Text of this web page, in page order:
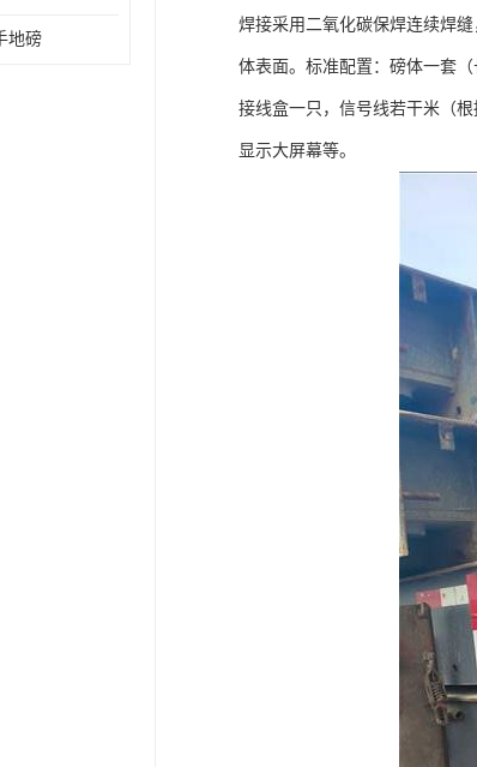
地磅
焊接采用二氧化碳保焊连续焊
体表面。标准配置：磅体一套
接线盒一只，信号线若干米（
显示大屏幕等。